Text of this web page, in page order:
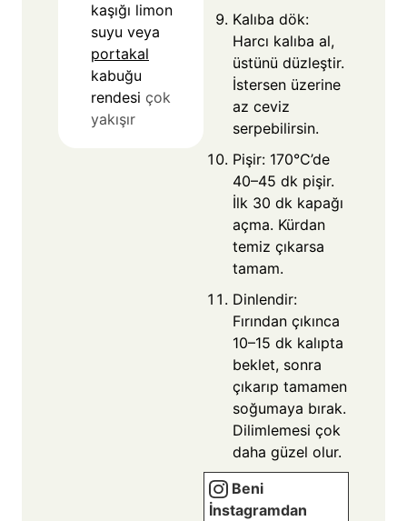
kaşığı limon
suyu veya
portakal
kabuğu
rendesi çok
yakışır
Kalıba dök:
Harcı kalıba al,
üstünü düzleştir.
İstersen üzerine
az ceviz
serpebilirsin.
Pişir: 170°C’de
40–45 dk pişir.
İlk 30 dk kapağı
açma. Kürdan
temiz çıkarsa
tamam.
Dinlendir:
Fırından çıkınca
10–15 dk kalıpta
beklet, sonra
çıkarıp tamamen
soğumaya bırak.
Dilimlemesi çok
daha güzel olur.
Beni
İnstagramdan